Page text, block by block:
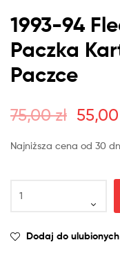
1993-94
Paczka
Paczce
75,00zł 55,00
Najniższa cena od 30
Dodaj do ulubionych